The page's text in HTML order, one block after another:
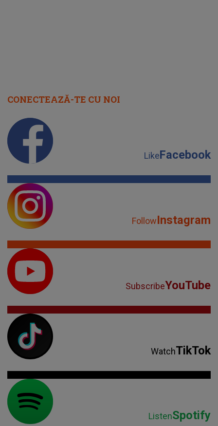
CONECTEAZĂ-TE CU NOI
LikeFacebook
FollowInstagram
SubscribeYouTube
WatchTikTok
ListenSpotify